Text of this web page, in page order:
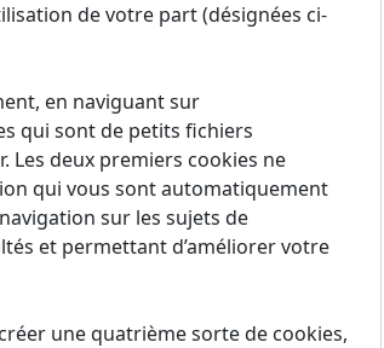
de votre part (désignées ci-
en naviguant sur
qui sont de petits fichiers
deux premiers cookies ne
qui vous sont automatiquement
sur les sujets de
et permettant d’améliorer votre
une quatrième sorte de cookies,